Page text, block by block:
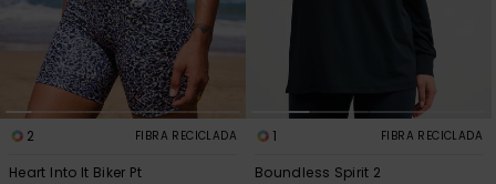
2 FIBRA RECICLADA
Heart Into It Biker Pt
1 FIBRA RECICLADA
Boundless Spirit 2